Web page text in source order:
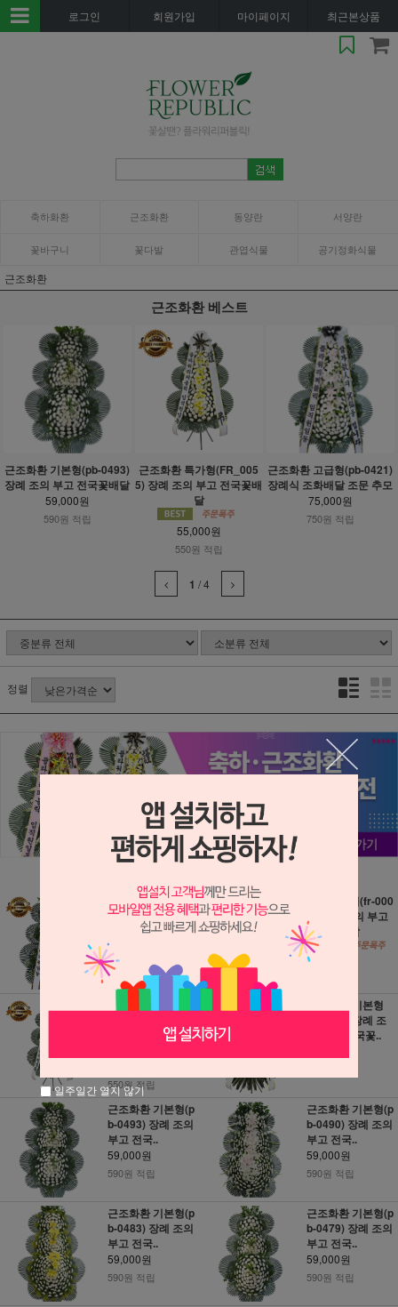
로그인 회원가입 마이페이지 최근본상품
축하화환 근조화환 동양란 서양란
꽃바구니 꽃다발 관엽식물 공기정화식물
근조화환
근조화환 베스트
근조화환 기본형(pb-0493)
장례 조의 부고 전국꽃배달
59,000원
590원 적립
근조화환 특가형(FR_005
5) 장례 조의 부고 전국꽃배
달
55,000원
550원 적립
근조화환 고급형(pb-0421)
장례식 조화배달 조문 추모
75,000원
750원 적립
1 /4
정렬
근조화환 (NY_00
02) 장례 조의 부고
꽃화환 장례..
45,000원
450원 적립
근조바구니(fr-000
6) 장례 조의 부고
전국꽃배달
49,000원
근조화환 특가형(F
의 부고 전국..
550원 적립
근조화환 기본형
(RI_014) 장례 조
의 부고 전국꽃..
근조화환 기본형(p
b-0493) 장례 조의
부고 전국..
59,000원
590원 적립
근조화환 기본형(p
b-0490) 장례 조의
부고 전국..
59,000원
590원 적립
근조화환 기본형(p
b-0483) 장례 조의
부고 전국..
59,000원
590원 적립
근조화환 기본형(p
b-0479) 장례 조의
부고 전국..
59,000원
590원 적립
일주일간 열지 않기